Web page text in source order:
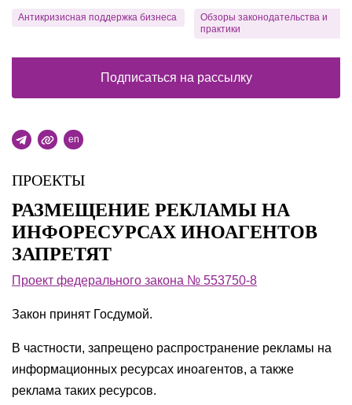
en
ПРОЕКТЫ
РАЗМЕЩЕНИЕ РЕКЛАМЫ НА
ИНФОРЕСУРСАХ ИНОАГЕНТОВ
ЗАПРЕТЯТ
Проект федерального закона № 553750-8
Закон принят Госдумой.
В частности, запрещено распространение рекламы на
информационных ресурсах иноагентов, а также
реклама таких ресурсов.
Антикризисная поддержка бизнеса
Обзоры законодательства и
практики
Подписаться на рассылку